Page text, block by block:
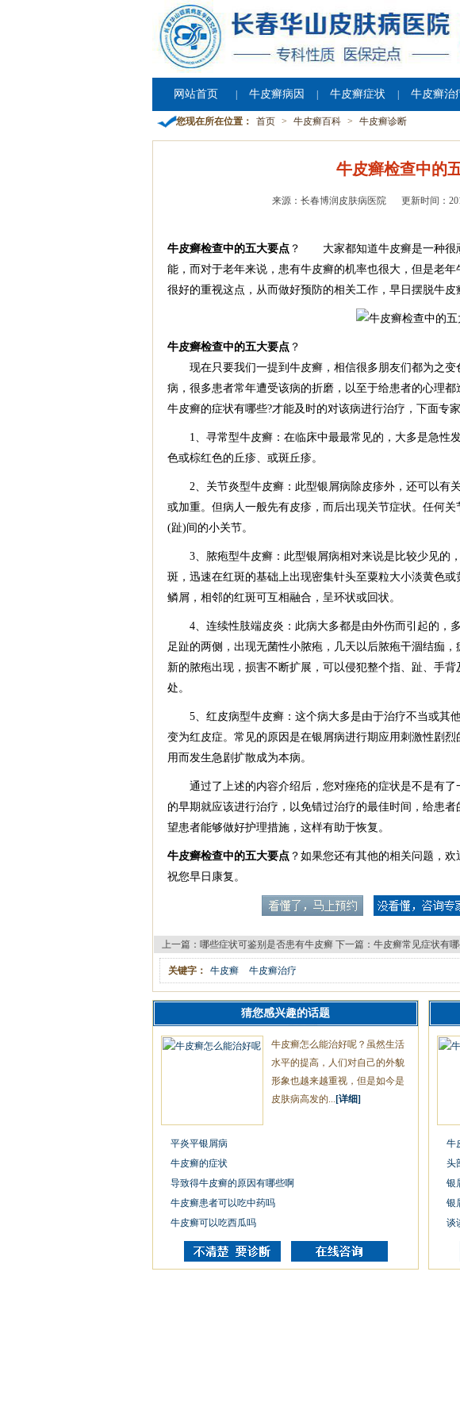
网站首页 牛皮癣病因 牛皮癣症状 牛皮癣治
您现在所在位置： 首页 > 牛皮癣百科 > 牛皮癣诊断
牛皮癣检查中的
来源：长春博润皮肤病医院 更新时间：
牛皮癣检查中的五大要点 ？ 大家都知道牛皮癣是一种很
能，而对于老年来说，患有牛皮癣的机率也很大，但是老
很好的重视这点，从而做好预防的相关工作，早日摆脱牛皮
牛皮癣检查中的五大要点 ？
现在只要我们一提到牛皮癣，相信很多朋友们都为之变
病，很多患者常年遭受该病的折磨，以至于给患者的心理
牛皮癣的症状有哪些?才能及时的对该病进行治疗，下面专
1、寻常型牛皮癣：在临床中最最常见的，大多是急性
色或棕红色的丘疹、或斑丘疹。
2、关节炎型牛皮癣：此型银屑病除皮疹外，还可以有
或加重。但病人一般先有皮疹，而后出现关节症状。任何
(趾)间的小关节。
3、脓疱型牛皮癣：此型银屑病相对来说是比较少见的
斑，迅速在红斑的基础上出现密集针头至粟粒大小淡黄色
鳞屑，相邻的红斑可互相融合，呈环状或回状。
4、连续性肢端皮炎：此病大多都是由外伤而引起的，
足趾的两侧，出现无菌性小脓疱，几天以后脓疱干涸结痂
新的脓疱出现，损害不断扩展，可以侵犯整个指、趾、手
处。
5、红皮病型牛皮癣：这个病大多是由于治疗不当或其
变为红皮症。常见的原因是在银屑病进行期应用刺激性剧
用而发生急剧扩散成为本病。
通过了上述的内容介绍后，您对痤疮的症状是不是有了
的早期就应该进行治疗，以免错过治疗的最佳时间，给患
望患者能够做好护理措施，这样有助于恢复。
牛皮癣检查中的五大要点 ？如果您还有其他的相关问题，
祝您早日康复。
上一篇： 哪些症状可鉴别是否患有牛皮癣 下一篇： 牛皮癣常见症状有
关键字： 牛皮癣 牛皮癣治疗
猜您感兴趣的话题
牛皮癣怎么能治好呢？虽然生活
水平的提高，人们对自己的外貌
形象也越来越重视，但是如今是
皮肤病高发的... [详细]
平炎平银屑病
牛皮癣的症状
导致得牛皮癣的原因有哪些啊
牛皮癣患者可以吃中药吗
牛皮癣可以吃西瓜吗
牛
头
银
银
谈